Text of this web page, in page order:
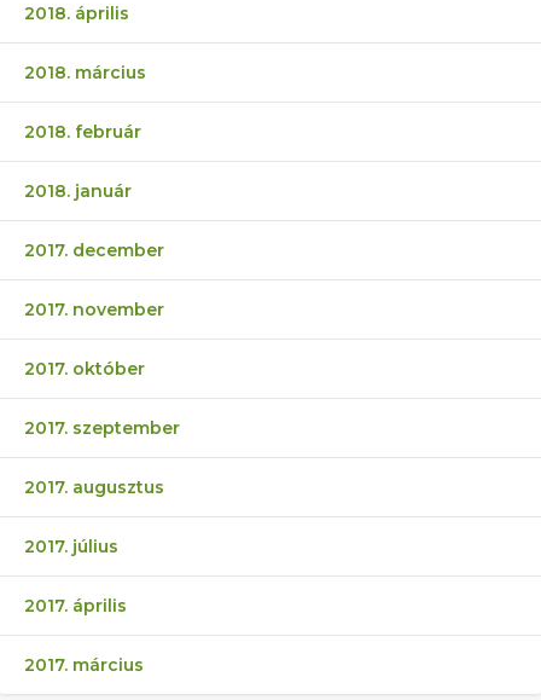
2018. április
2018. március
2018. február
2018. január
2017. december
2017. november
2017. október
2017. szeptember
2017. augusztus
2017. július
2017. április
2017. március